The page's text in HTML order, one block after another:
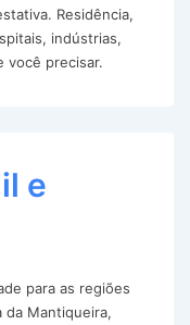
Residência,
indústrias,
você precisar.
e
para as regiões
da Mantiqueira,